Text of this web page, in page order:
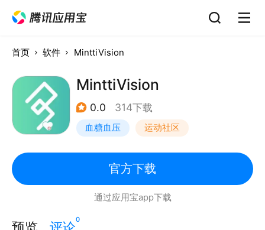
首页 软件 MinttiVision
MinttiVision
0.0 314下载
血糖血压 运动社区
官方下载
通过应用宝app下载
预览 评论0